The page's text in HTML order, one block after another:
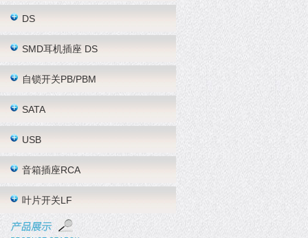
DS
SMD耳机插座 DS
自锁开关PB/PBM
SATA
USB
音箱插座RCA
叶片开关LF